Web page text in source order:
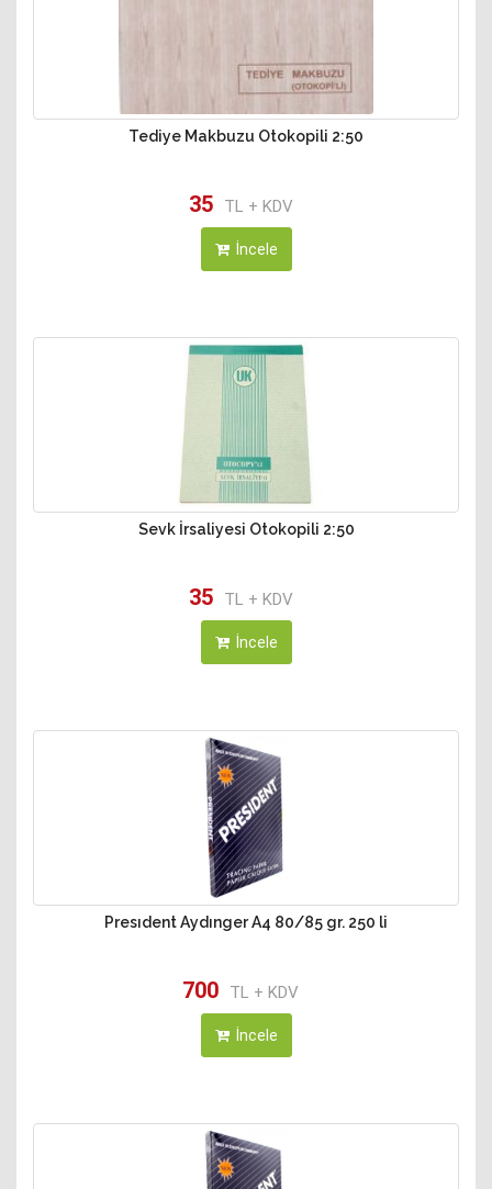
Tediye Makbuzu Otokopili 2:50
35 TL + KDV
İncele
Sevk İrsaliyesi Otokopili 2:50
35 TL + KDV
İncele
Presıdent Aydınger A4 80/85 gr. 250 li
700 TL + KDV
İncele